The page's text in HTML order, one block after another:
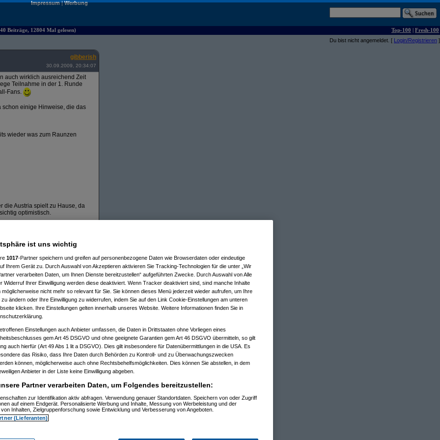
Impressum|Werbung
Beiträge, 12804 Mal gelesen) Top-100 | Fresh-100
Du bist nicht angemeldet. [ Login/Registrieren ]
gibberish
30.09.2009, 20:34:07
auch wirklich ausreichend Zeit
Teilnahme in der 1. Runde
Fans.
schon einige Hinweise, die das
wieder was zum Raunzen
die Austria spielt zu Hause, da
optimistisch.
20:37:39)
20:41:20)
am 30.09.2009, 20:42:04)
20:45:37)
am 30.09.2009, 20:46:24)
22:45:21)
22:47:25)
11:44:17)
11:46:07)
11:55:41)
11:56:58)
11:57:54)
11:58:30)
01.10.2009, 11:59:15)
12:01:05)
ist uns wichtig
1017-Partner speichern und greifen auf personenbezogene Daten wie Browserdaten oder eindeutige
Ihrem Gerät zu. Durch Auswahl von Akzeptieren aktivieren Sie Tracking-Technologien für die unter „Wir
verarbeiten Daten, um Ihnen Dienste bereitzustellen“ aufgeführten Zwecke. Durch Auswahl von Alle
Widerruf Ihrer Einwilligung werden diese deaktiviert. Wenn Tracker deaktiviert sind, sind manche Inhalte
möglicherweise nicht mehr so relevant für Sie. Sie können dieses Menü jederzeit wieder aufrufen, um Ihre
zu ändern oder Ihre Einwilligung zu widerrufen, indem Sie auf den Link Cookie-Einstellungen am unteren
klicken. Ihre Einstellungen gelten innerhalb unseres Website. Weitere Informationen finden Sie in
Einstellungen auch Anbieter umfassen, die Daten in Drittstaaten ohne Vorliegen eines
gem Art 45 DSGVO und ohne geeignete Garantien gem Art 46 DSGVO übermitteln, so gilt
auch hierfür (Art 49 Abs 1 lit a DSGVO). Dies gilt insbesondere für Datenübermittlungen in die USA. Es
das Risiko, dass Ihre Daten durch Behörden zu Kontroll- und zu Überwachungszwecken
können, möglicherweise auch ohne Rechtsbehelfsmöglichkeiten. Dies können Sie abstellen, in dem
Anbieter in der Liste keine Einwilligung abgeben.
Partner verarbeiten Daten, um Folgendes bereitzustellen:
zur Identifikation aktiv abfragen. Verwendung genauer Standortdaten. Speichern von oder Zugriff
auf einem Endgerät. Personalisierte Werbung und Inhalte, Messung von Werbeleistung und der
Inhalten, Zielgruppenforschung sowie Entwicklung und Verbesserung von Angeboten.
(Lieferanten)